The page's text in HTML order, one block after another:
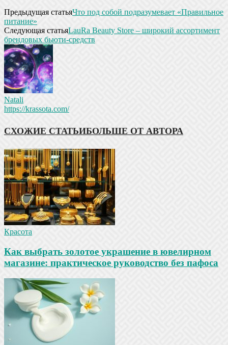
Предыдущая статьяЧто под собой подразумевает «Правильное
питание»
Следующая статьяLauRa Beauty Store – широкий ассортимент
брендовых бьюти-средств
Natali
https://krassota.com/
СХОЖИЕ СТАТЬИБОЛЬШЕ ОТ АВТОРА
Красота
Как выбрать золотое украшение в ювелирном
магазине: практическое руководство без пафоса